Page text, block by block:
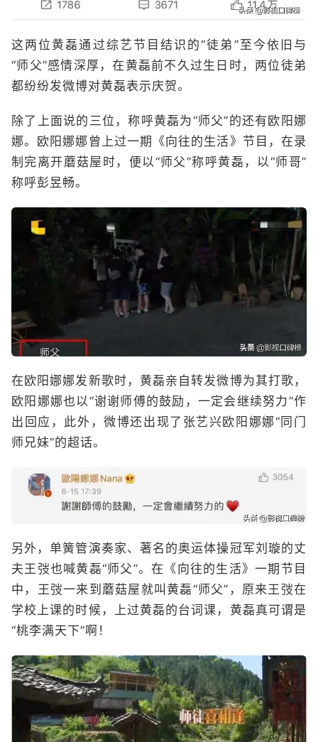
这两位黄磊通过综艺节目结识的“徒弟”至今依旧与
“师父”感情深厚，在黄磊前不久过生日时，两位徒弟
都纷纷发微博对黄磊表示庆贺。
除了上面说的三位，称呼黄磊为“师父”的还有欧阳娜
娜。欧阳娜娜曾上过一期《向往的生活》节目，在录
制完离开蘑菇屋时，便以“师父”称呼黄磊，以“师哥”
称呼彭昱畅。
在欧阳娜娜发新歌时，黄磊亲自转发微博为其打歌，
欧阳娜娜也以“谢谢师傅的鼓励，一定会继续努力”作
出回应，此外，微博还出现了张艺兴欧阳娜娜“同门
师兄妹”的超话。
另外，单簧管演奏家、著名的奥运体操冠军刘璇的丈
夫王弢也喊黄磊“师父”。在《向往的生活》一期节目
中，王弢一来到蘑菇屋就叫黄磊“师父”，原来王弢在
学校上课的时候，上过黄磊的台词课，黄磊真可谓是
“桃李满天下”啊！